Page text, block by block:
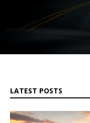
LATEST POSTS